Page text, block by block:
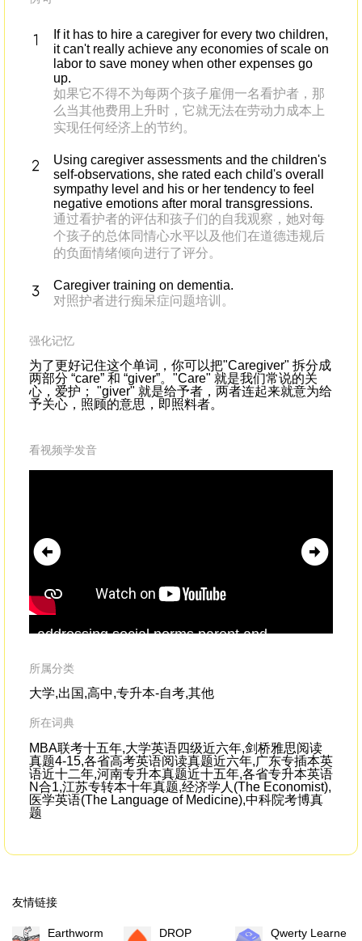
If it has to hire a caregiver for every two children,
it can't really achieve any economies of scale on
labor to save money when other expenses go
up.
如果它不得不为每两个孩子雇佣一名看护者，那
么当其他费用上升时，它就无法在劳动力成本上
实现任何经济上的节约。
Using caregiver assessments and the children's
self-observations, she rated each child's overall
sympathy level and his or her tendency to feel
negative emotions after moral transgressions.
通过看护者的评估和孩子们的自我观察，她对每
个孩子的总体同情心水平以及他们在道德违规后
的负面情绪倾向进行了评分。
Caregiver training on dementia.
对照护者进行痴呆症问题培训。
强化记忆
为了更好记住这个单词，你可以把"Caregiver" 拆分成
两部分 “care” 和 “giver”。"Care" 就是我们常说的关
心，爱护； "giver" 就是给予者，两者连起来就意为给
予关心，照顾的意思，即照料者。
看视频学发音
addressing social norms,parent and
who have experienced violence and abuse.
所属分类
大学,出国,高中,专升本-自考,其他
所在词典
MBA联考十五年,大学英语四级近六年,剑桥雅思阅读
真题4-15,各省高考英语阅读真题近六年,广东专插本英
语近十二年,河南专升本真题近十五年,各省专升本英语
N合1,江苏专转本十年真题,经济学人(The Economist),
医学英语(The Language of Medicine),中科院考博真
题
友情链接
Earthworm DROP Qwerty Learner